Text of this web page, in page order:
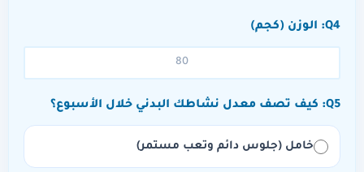
Q4: الوزن (كجم)
Q5: كيف تصف معدل نشاطك البدني خلال الأسبوع؟
خامل (جلوس دائم وتعب مستمر)